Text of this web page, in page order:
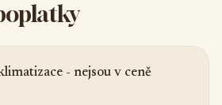
- nejsou v ceně